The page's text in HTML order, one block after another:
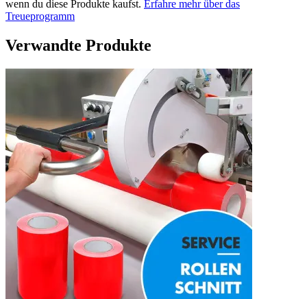
wenn du diese Produkte kaufst. Erfahre mehr über das
Treueprogramm
Verwandte Produkte